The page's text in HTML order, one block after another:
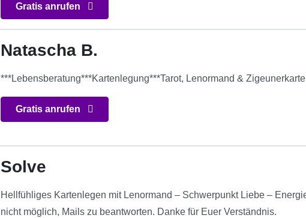
Gratis anrufen
Natascha B.
***Lebensberatung***Kartenlegung***Tarot, Lenormand &
Gratis anrufen
Solve
Hellfühliges Kartenlegen mit Lenormand – Schwerpunkt Liebe –
nicht möglich, Mails zu beantworten. Danke für Euer Verständnis.